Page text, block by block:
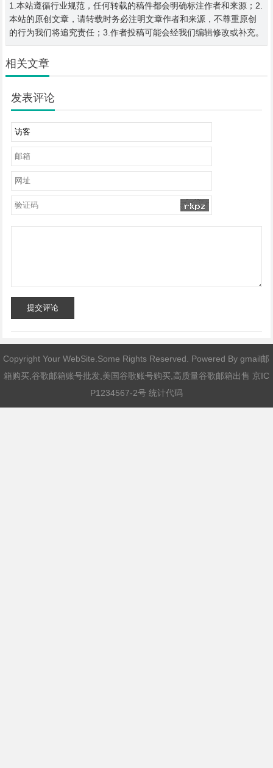
1.本站遵循行业规范，任何转载的稿件都会明确标注作者和来源；2.
本站的原创文章，请转载时务必注明文章作者和来源，不尊重原创
的行为我们将追究责任；3.作者投稿可能会经我们编辑修改或补充。
相关文章
发表评论
提交评论
Copyright Your WebSite.Some Rights Reserved. Powered Bygmail邮
箱购买,谷歌邮箱账号批发,美国谷歌账号购买,高质量谷歌邮箱出售 京IC
P1234567-2号 统计代码